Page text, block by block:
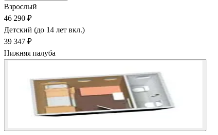
Взрослый
46 290 ₽
Детский (до 14 лет вкл.)
39 347 ₽
Нижняя палуба